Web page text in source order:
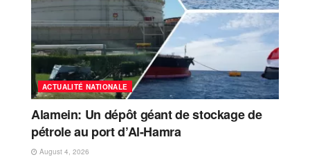
ACTUALITÉ NATIONALE
Alamein: Un dépôt géant de stockage de
pétrole au port d’Al-Hamra
August 4, 2026